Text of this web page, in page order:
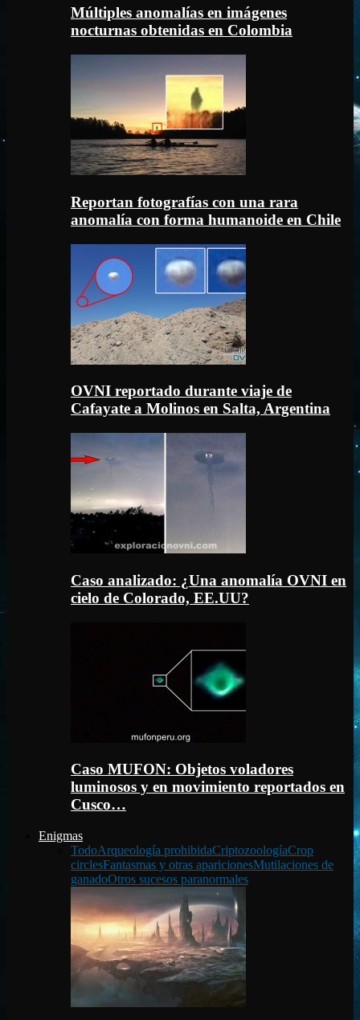
Múltiples anomalías en imágenes
nocturnas obtenidas en Colombia
Reportan fotografías con una rara
anomalía con forma humanoide en Chile
OVNI reportado durante viaje de
Cafayate a Molinos en Salta, Argentina
Caso analizado: ¿Una anomalía OVNI en
cielo de Colorado, EE.UU?
Caso MUFON: Objetos voladores
luminosos y en movimiento reportados en
Cusco…
Enigmas
TodoArqueología prohibidaCriptozoologíaCrop
circlesFantasmas y otras aparicionesMutilaciones de
ganadoOtros sucesos paranormales